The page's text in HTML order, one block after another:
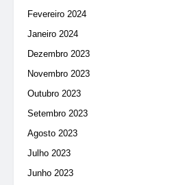
Fevereiro 2024
Janeiro 2024
Dezembro 2023
Novembro 2023
Outubro 2023
Setembro 2023
Agosto 2023
Julho 2023
Junho 2023